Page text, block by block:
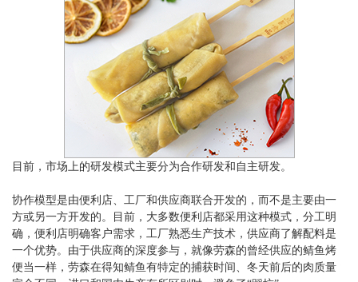
目前，市场上的研发模式主要分为合作研发和自主研发。
协作模型是由便利店、工厂和供应商联合开发的，而不是主要由一
方或另一方开发的。目前，大多数便利店都采用这种模式，分工明
确，便利店明确客户需求，工厂熟悉生产技术，供应商了解配料是
一个优势。由于供应商的深度参与，就像劳森的曾经供应的鲭鱼烤
便当一样，劳森在得知鲭鱼有特定的捕获时间、冬天前后的肉质量